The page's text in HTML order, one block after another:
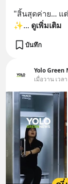
"สิ้นสุดค่าย... แ
✨... ดูเพิ่มเติม
บันทึก
Yolo Green
เมื่อวาน เวล